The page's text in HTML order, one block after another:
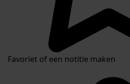
Favoriet of een notitie maken